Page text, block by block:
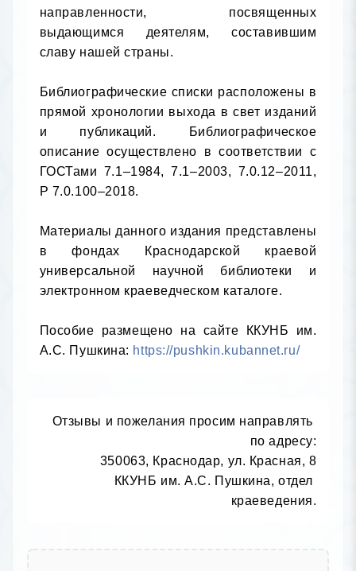
направленности, посвященных
выдающимся деятелям, составившим
славу нашей страны.
Библиографические списки расположены в
прямой хронологии выхода в свет изданий
и публикаций. Библиографическое
описание осуществлено в соответствии с
ГОСТами 7.1–1984, 7.1–2003, 7.0.12–2011,
Р 7.0.100–2018.
Материалы данного издания представлены
в фондах Краснодарской краевой
универсальной научной библиотеки и
электронном краеведческом каталоге.
Пособие размещено на сайте ККУНБ им.
А.С. Пушкина: https://pushkin.kubannet.ru/
Отзывы и пожелания просим направлять
по адресу:
350063, Краснодар, ул. Красная, 8
ККУНБ им. А.С. Пушкина, отдел
краеведения.